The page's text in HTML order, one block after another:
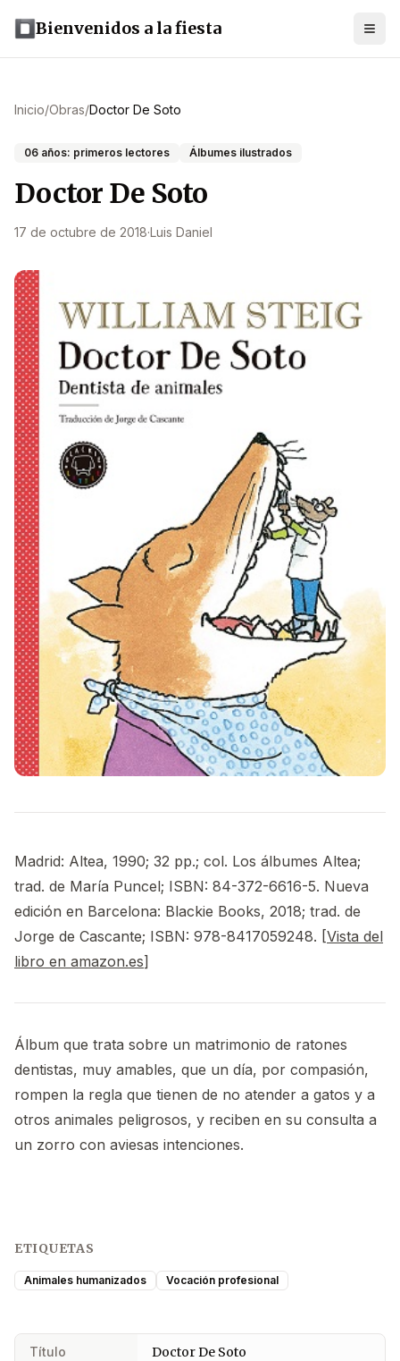
Bienvenidos a la fiesta
Inicio/Obras/Doctor De Soto
06 años: primeros lectores Álbumes ilustrados
Doctor De Soto
17 de octubre de 2018·Luis Daniel
Madrid: Altea, 1990; 32 pp.; col. Los álbumes Altea;
trad. de María Puncel; ISBN: 84-372-6616-5. Nueva
edición en Barcelona: Blackie Books, 2018; trad. de
Jorge de Cascante; ISBN: 978-8417059248. [Vista del
libro en amazon.es]
Álbum que trata sobre un matrimonio de ratones
dentistas, muy amables, que un día, por compasión,
rompen la regla que tienen de no atender a gatos y a
otros animales peligrosos, y reciben en su consulta a
un zorro con aviesas intenciones.
ETIQUETAS
Animales humanizados Vocación profesional
Título Doctor De Soto